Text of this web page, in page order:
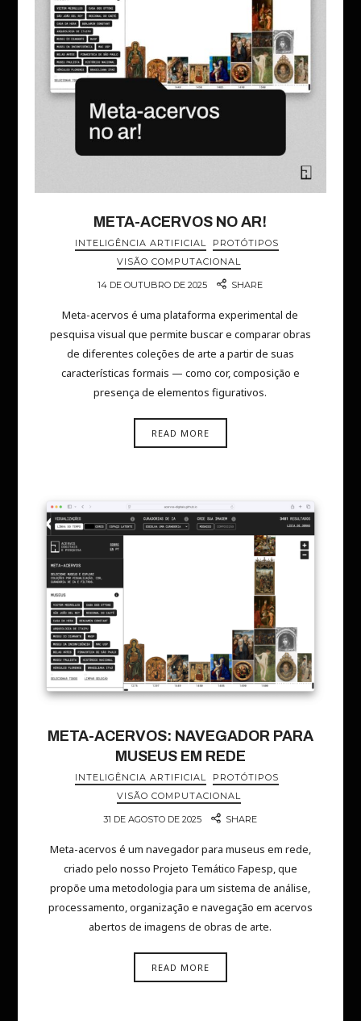
META-ACERVOS NO AR!
INTELIGÊNCIA ARTIFICIAL
PROTÓTIPOS
VISÃO COMPUTACIONAL
14 DE OUTUBRO DE 2025 SHARE
Meta-acervos é uma plataforma experimental de
pesquisa visual que permite buscar e comparar obras
de diferentes coleções de arte a partir de suas
características formais — como cor, composição e
presença de elementos figurativos.
READ MORE
META-ACERVOS: NAVEGADOR PARA
MUSEUS EM REDE
INTELIGÊNCIA ARTIFICIAL
PROTÓTIPOS
VISÃO COMPUTACIONAL
31 DE AGOSTO DE 2025 SHARE
Meta-acervos é um navegador para museus em rede,
criado pelo nosso Projeto Temático Fapesp, que
propõe uma metodologia para um sistema de análise,
processamento, organização e navegação em acervos
abertos de imagens de obras de arte.
READ MORE